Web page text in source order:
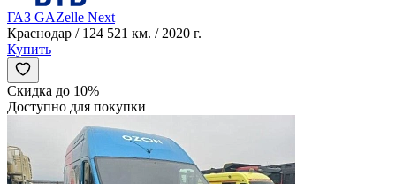
ГАЗ GAZelle Next
Краснодар / 124 521 км. / 2020 г.
Купить
Скидка до 10%
Доступно для покупки